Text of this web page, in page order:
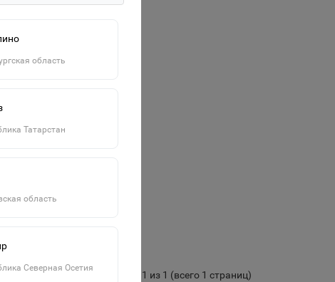
область
Татарстан
область
Северная Осетия
Показано с 1 по 1 из 1 (всего 1 страниц)